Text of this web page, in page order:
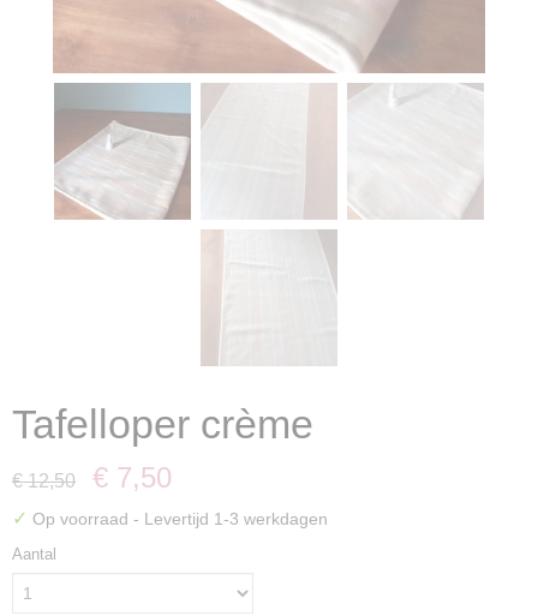
Tafelloper crème
€ 12,50 € 7,50
✓ Op voorraad - Levertijd 1-3 werkdagen
Aantal